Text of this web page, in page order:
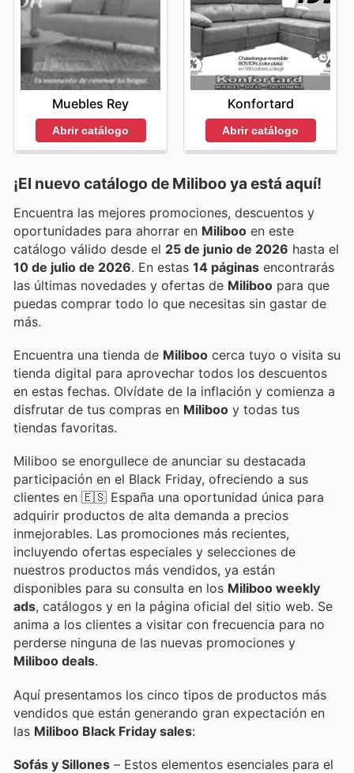
Muebles Rey
Abrir catálogo
Konfortard
Abrir catálogo
¡El nuevo catálogo de Miliboo ya está aquí!
Encuentra las mejores promociones, descuentos y
oportunidades para ahorrar en Miliboo en este
catálogo válido desde el 25 de junio de 2026 hasta el
10 de julio de 2026 . En estas 14 páginas encontrarás
las últimas novedades y ofertas de Miliboo para que
puedas comprar todo lo que necesitas sin gastar de
más.
Encuentra una tienda de Miliboo cerca tuyo o visita su
tienda digital para aprovechar todos los descuentos
en estas fechas. Olvídate de la inflación y comienza a
disfrutar de tus compras en Miliboo y todas tus
tiendas favoritas.
Miliboo se enorgullece de anunciar su destacada
participación en el Black Friday, ofreciendo a sus
clientes en 🇪🇸 España una oportunidad única para
adquirir productos de alta demanda a precios
inmejorables. Las promociones más recientes,
incluyendo ofertas especiales y selecciones de
nuestros productos más vendidos, ya están
disponibles para su consulta en los Miliboo weekly
ads, catálogos y en la página oficial del sitio web. Se
anima a los clientes a visitar con frecuencia para no
perderse ninguna de las nuevas promociones y
Miliboo deals.
Aquí presentamos los cinco tipos de productos más
vendidos que están generando gran expectación en
las Miliboo Black Friday sales:
Sofás y Sillones – Estos elementos esenciales para el